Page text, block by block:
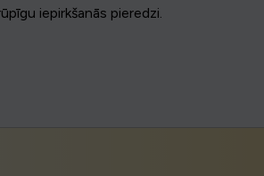
iepirkšanās pieredzi.